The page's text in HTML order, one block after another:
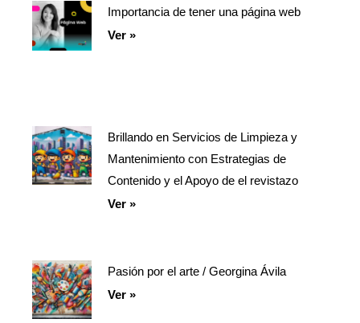
Importancia de tener una página web
Ver »
Brillando en Servicios de Limpieza y
Mantenimiento con Estrategias de
Contenido y el Apoyo de el revistazo
Ver »
Pasión por el arte / Georgina Ávila
Ver »